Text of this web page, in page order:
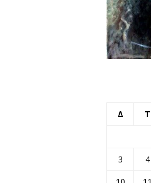
Δ Τ
3
4